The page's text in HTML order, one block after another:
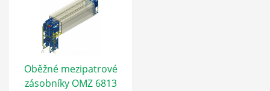
Oběžné mezipatrové
zásobníky OMZ 6813